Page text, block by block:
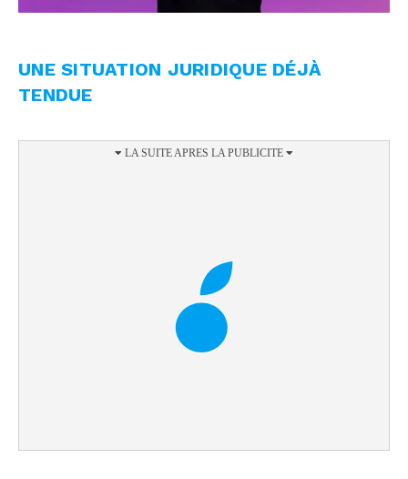
UNE SITUATION JURIDIQUE DÉJÀ
TENDUE